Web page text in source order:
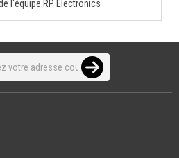
l'équipe RP Electronics